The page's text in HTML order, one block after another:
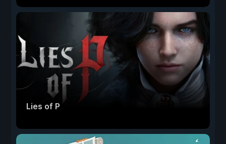
Lies of P